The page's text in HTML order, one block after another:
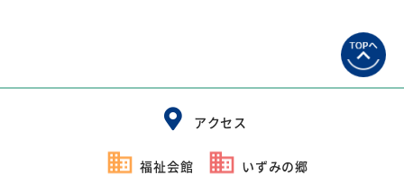
アクセス
福祉会館 いずみの郷